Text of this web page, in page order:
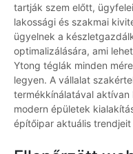
tartják szem előtt,
lakossági és szakmai
ügyelnek a
optimalizálására, ami
Ytong téglák minden
legyen. A vállalat
termékkínálatával
modern épületek
építőipar aktuális